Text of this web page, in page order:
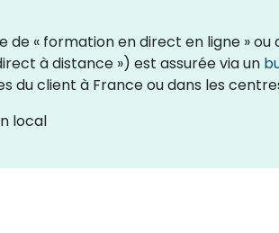
de « formation en direct en ligne »
à distance ») est assurée via un
du client à France ou dans les
local